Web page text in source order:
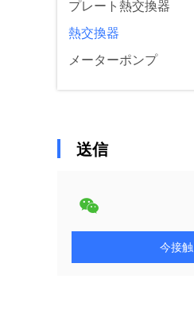
プレート熱交換器
熱交換器
メーターポンプ
送信
今接触